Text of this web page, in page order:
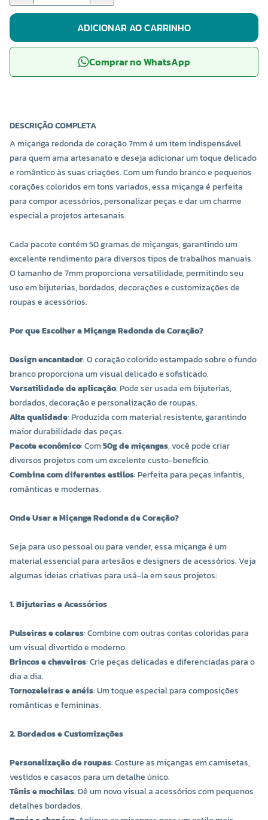
ADICIONAR AO CARRINHO
Comprar no WhatsApp
DESCRIÇÃO COMPLETA
A miçanga redonda de coração 7mm é um item indispensável
para quem ama artesanato e deseja adicionar um toque delicado
e romântico às suas criações. Com um fundo branco e pequenos
corações coloridos em tons variados, essa miçanga é perfeita
para compor acessórios, personalizar peças e dar um charme
especial a projetos artesanais.
Cada pacote contém 50 gramas de miçangas, garantindo um
excelente rendimento para diversos tipos de trabalhos manuais.
O tamanho de 7mm proporciona versatilidade, permitindo seu
uso em bijuterias, bordados, decorações e customizações de
roupas e acessórios.
Por que Escolher a Miçanga Redonda de Coração?
Design encantador: O coração colorido estampado sobre o fundo
branco proporciona um visual delicado e sofisticado.
Versatilidade de aplicação: Pode ser usada em bijuterias,
bordados, decoração e personalização de roupas.
Alta qualidade: Produzida com material resistente, garantindo
maior durabilidade das peças.
Pacote econômico: Com50g de miçangas, você pode criar
diversos projetos com um excelente custo-benefício.
Combina com diferentes estilos: Perfeita para peças infantis,
românticas e modernas.
Onde Usar a Miçanga Redonda de Coração?
Seja para uso pessoal ou para vender, essa miçanga é um
material essencial para artesãos e designers de acessórios. Veja
algumas ideias criativas para usá-la em seus projetos:
1. Bijuterias e Acessórios
Pulseiras e colares: Combine com outras contas coloridas para
um visual divertido e moderno.
Brincos e chaveiros: Crie peças delicadas e diferenciadas para o
dia a dia.
Tornozeleiras e anéis: Um toque especial para composições
românticas e femininas.
2. Bordados e Customizações
Personalização de roupas: Costure as miçangas em camisetas,
vestidos e casacos para um detalhe único.
Tênis e mochilas: Dê um novo visual a acessórios com pequenos
detalhes bordados.